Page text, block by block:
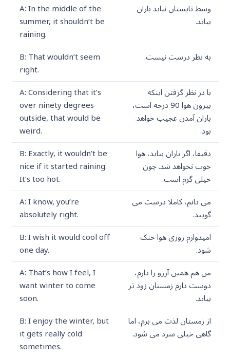
وسط تایستان نباید باران
بیاید.
A: In the middle of the
summer, it shouldn’t be
raining.
به نظر درست نیست.
B: That wouldn’t seem
right.
با در نظر گرفتن اینکه
بیرون هوا 90 درجه است،
باران آمدن عجیب خواهد
بود.
A: Considering that it’s
over ninety degrees
outside, that would be
weird.
دقیقا، اگر باران بیاید، هوا
خوب نخواهد شد. چون
خیلی گرم است.
B: Exactly, it wouldn’t be
nice if it started raining.
It’s too hot.
می دانم، کاملا درست می
گویید.
A: I know, you’re
absolutely right.
امیدوارم روزی هوا خنک
شود.
B: I wish it would cool off
one day.
من هم همین آرزو را دارم،
دوست دارم زمستان زود تر
بیاید.
A: That’s how I feel, I
want winter to come
soon.
از زمستان لذت می برم، اما
گاهی خیلی سرد می شود.
B: I enjoy the winter, but
it gets really cold
sometimes.